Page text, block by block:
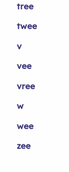
tree
twee
v
vee
vree
w
wee
zee